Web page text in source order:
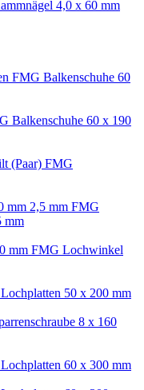
4,0 x 60 mm
FMG Balkenschuhe 60
Balkenschuhe 60 x 190
FMG
FMG
mm
FMG Lochwinkel
50 x 200 mm
8 x 160
60 x 300 mm